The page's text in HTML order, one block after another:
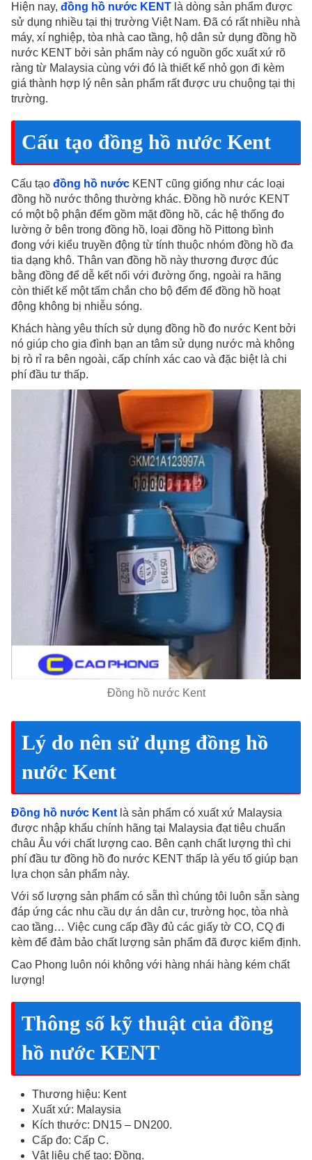
Hiện nay, đồng hồ nước KENT là dòng sản phẩm được
sử dụng nhiều tại thị trường Việt Nam. Đã có rất nhiều nhà
máy, xí nghiệp, tòa nhà cao tầng, hộ dân sử dụng đồng hồ
nước KENT bởi sản phẩm này có nguồn gốc xuất xứ rõ
ràng từ Malaysia cùng với đó là thiết kế nhỏ gọn đi kèm
giá thành hợp lý nên sản phẩm rất được ưu chuộng tại thị
trường.
Cấu tạo đồng hồ nước Kent
Cấu tạo đồng hồ nước KENT cũng giống như các loại
đồng hồ nước thông thường khác. Đồng hồ nước KENT
có một bộ phận đếm gồm mặt đồng hồ, các hệ thống đo
lường ở bên trong đồng hồ, loại đồng hồ Pittong bình
đong với kiểu truyền động từ tính thuộc nhóm đồng hồ đa
tia dạng khô. Thân van đồng hồ này thương được đúc
bằng đồng để dễ kết nối với đường ống, ngoài ra hãng
còn thiết kế một tấm chắn cho bộ đếm để đồng hồ hoạt
động không bị nhiễu sóng.
Khách hàng yêu thích sử dụng đồng hồ đo nước Kent bởi
nó giúp cho gia đình bạn an tâm sử dụng nước mà không
bị rò rỉ ra bên ngoài, cấp chính xác cao và đặc biệt là chi
phí đầu tư thấp.
Đồng hồ nước Kent
Lý do nên sử dụng đồng hồ
nước Kent
Đồng hồ nước Kentlà sản phẩm có xuất xứ Malaysia
được nhập khẩu chính hãng tại Malaysia đạt tiêu chuẩn
châu Âu với chất lượng cao. Bên cạnh chất lượng thì chi
phí đầu tư đồng hồ đo nước KENT thấp là yếu tố giúp bạn
lựa chọn sản phẩm này.
Với số lượng sản phẩm có sẵn thì chúng tôi luôn sẵn sàng
đáp ứng các nhu cầu dự án dân cư, trường học, tòa nhà
cao tầng… Việc cung cấp đầy đủ các giấy tờ CO, CQ đi
kèm để đảm bảo chất lượng sản phẩm đã được kiểm định.
Cao Phong luôn nói không với hàng nhái hàng kém chất
lượng!
Thông số kỹ thuật của đồng
hồ nước KENT
Thương hiệu: Kent
Xuất xứ: Malaysia
Kích thước: DN15 – DN200.
Cấp đo: Cấp C.
Vật liệu chế tạo: Đồng.